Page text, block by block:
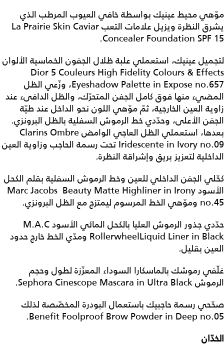
موّهي محيط عينيك بواسطة خافي العيوب المرطب الذي
يشرق النظرة ويزيل علامات التعب La Prairie Skin Caviar
Concealer Foundation SPF 15.
لتجميل عينيك، استعملي علبة ظلال الجفون الخماسية الألوان
Dior 5 Couleurs High Fidelity Colours & Effects
Eyeshadow Palette in Expose no.657، وزّعي الظل
المضيء منها فوق كامل الجفن المتحرّك، والظل الدافىء عند
زاوية العين الخارجية، ثمّ موّهي اللون نحو الداخل عند طيّة
الجفن الأعلى، وحدّدي خط الرموش السفلية بالظل البرونزي.
بعدها، استعملي الظل العاجي الوامض Clarins Ombre
Iridescente in Ivory no.09 تحت رسمة الحاجب وزاوية العين
الداخلية لتعزيز بريق وإشراقة النظرة.
كحّلي الجفن الداخلي للعين وخط الرموش السفلية بقلم الكحل
الأسود Marc Jacobs Beauty Matte Highliner in Irony
no.45 وموّهي الخط المرسوم ليمتزج مع الظل البرونزي.
حدّدي جذور الرموش العليا بالكحل المائي الأسود M.A.C
RollerwheelLiquid Liner in Black ومدّي الخط خارج حدود
العين بقليل.
غلّفي رموشك بالماسكارا السوداء المعزّزة لطول وحجم
الرموش Sephora Cinescope Mascara in Ultra Black.
صحّحي رسمة حاجبيك باستعمال البودرة المخصّصة لذلك
Benefit Foolproof Brow Powder in Deep no.05.
الخدّان